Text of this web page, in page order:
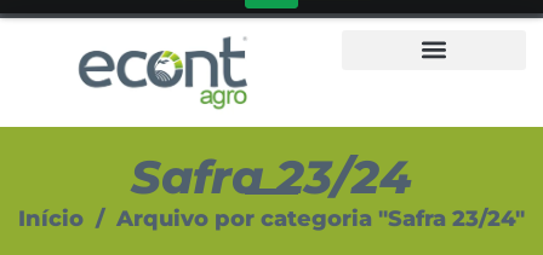
Safra 23/24
Início / Arquivo por categoria "Safra 23/24"